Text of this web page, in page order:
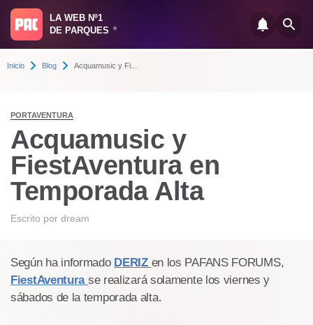
LA WEB Nº1
DE PARQUES
®
Inicio Blog Acquamusic y Fi...
PORTAVENTURA
Acquamusic y
FiestAventura en
Temporada Alta
Escrito por dream
Según ha informado DERIZ en los PAFANS FORUMS,
FiestAventura se realizará solamente los viernes y
sábados de la temporada alta.